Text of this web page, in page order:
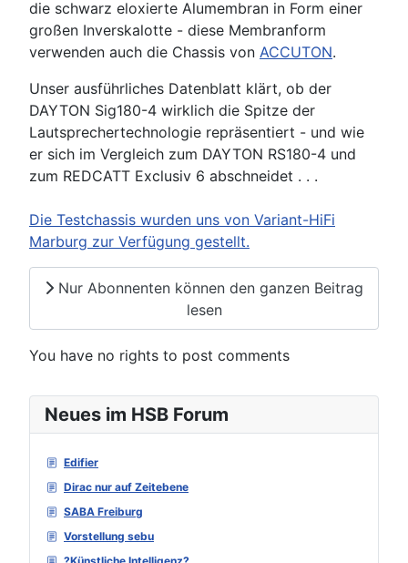
Neues im HSB Forum
Edifier
Dirac nur auf Zeitebene
SABA Freiburg
Vorstellung sebu
die schwarz eloxierte Alumembran in Form einer
großen Inverskalotte - diese Membranform
verwenden auch die Chassis von ACCUTON.
Unser ausführliches Datenblatt klärt, ob der
DAYTON Sig180-4 wirklich die Spitze der
Lautsprechertechnologie repräsentiert - und wie
er sich im Vergleich zum DAYTON RS180-4 und
zum REDCATT Exclusiv 6 abschneidet . . .
Die Testchassis wurden uns von Variant-HiFi
Marburg zur Verfügung gestellt.
Nur Abonnenten können den ganzen Beitrag
lesen
You have no rights to post comments